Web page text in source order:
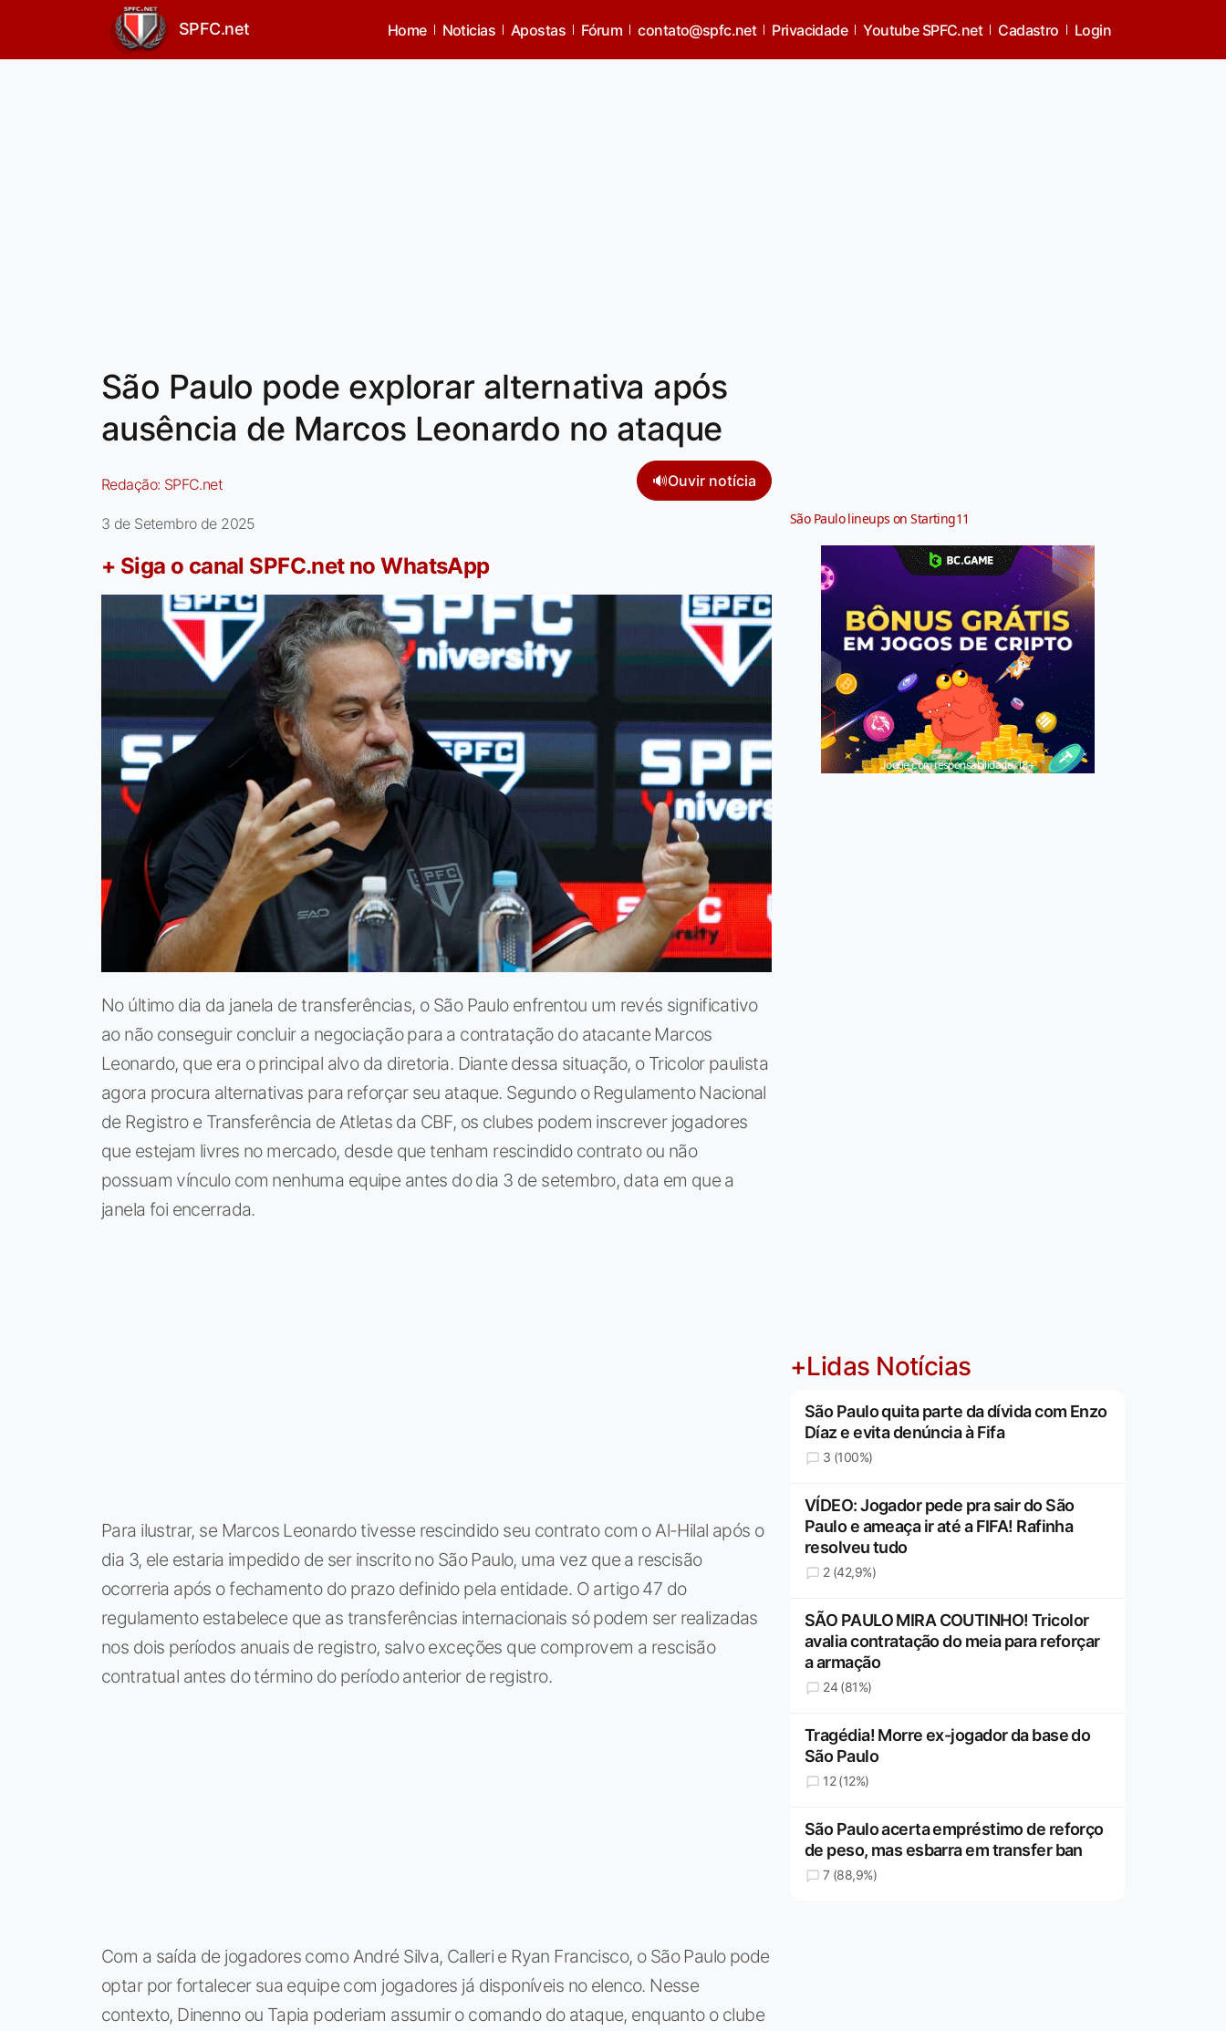
SPFC.net Home Noticias Apostas Fórum contato@spfc.net Privacidade Youtube SPFC.net Cadastro Login
São Paulo pode explorar alternativa após
ausência de Marcos Leonardo no ataque
Redação: SPFC.net 🔊Ouvir notícia
3 de Setembro de 2025
+ Siga o canal SPFC.net no WhatsApp
No último dia da janela de transferências, o São Paulo enfrentou um revés significativo
ao não conseguir concluir a negociação para a contratação do atacante Marcos
Leonardo, que era o principal alvo da diretoria. Diante dessa situação, o Tricolor paulista
agora procura alternativas para reforçar seu ataque. Segundo o Regulamento Nacional
de Registro e Transferência de Atletas da CBF, os clubes podem inscrever jogadores
que estejam livres no mercado, desde que tenham rescindido contrato ou não
possuam vínculo com nenhuma equipe antes do dia 3 de setembro, data em que a
janela foi encerrada.
Para ilustrar, se Marcos Leonardo tivesse rescindido seu contrato com o Al-Hilal após o
dia 3, ele estaria impedido de ser inscrito no São Paulo, uma vez que a rescisão
ocorreria após o fechamento do prazo definido pela entidade. O artigo 47 do
regulamento estabelece que as transferências internacionais só podem ser realizadas
nos dois períodos anuais de registro, salvo exceções que comprovem a rescisão
contratual antes do término do período anterior de registro.
Com a saída de jogadores como André Silva, Calleri e Ryan Francisco, o São Paulo pode
optar por fortalecer sua equipe com jogadores já disponíveis no elenco. Nesse
contexto, Dinenno ou Tapia poderiam assumir o comando do ataque, enquanto o clube
São Paulo lineups on Starting11
Jogue com responsabilidade. 18+
+Lidas Notícias
São Paulo quita parte da dívida com Enzo
Díaz e evita denúncia à Fifa
3 (100%)
VÍDEO: Jogador pede pra sair do São
Paulo e ameaça ir até a FIFA! Rafinha
resolveu tudo
2 (42,9%)
SÃO PAULO MIRA COUTINHO! Tricolor
avalia contratação do meia para reforçar
a armação
24 (81%)
Tragédia! Morre ex-jogador da base do
São Paulo
12 (12%)
São Paulo acerta empréstimo de reforço
de peso, mas esbarra em transfer ban
7 (88,9%)